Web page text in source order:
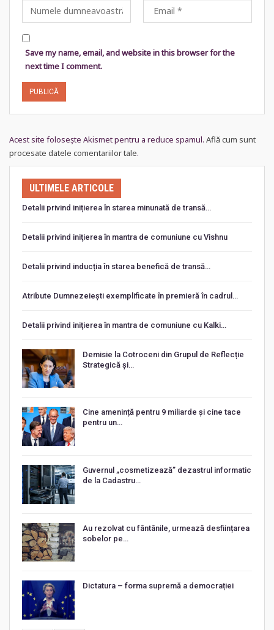
Save my name, email, and website in this browser for the
next time I comment.
Acest site folosește Akismet pentru a reduce spamul. Află cum sunt
procesate datele comentariilor tale.
ULTIMELE ARTICOLE
Detalii privind inițierea în starea minunată de transă…
Detalii privind iniţierea în mantra de comuniune cu Vishnu
Detalii privind inducția în starea benefică de transă…
Atribute Dumnezeiești exemplificate în premieră în cadrul…
Detalii privind iniţierea în mantra de comuniune cu Kalki…
Demisie la Cotroceni din Grupul de Reflecție
Strategică și…
Cine amenință pentru 9 miliarde și cine tace
pentru un…
Guvernul „cosmetizează” dezastrul informatic
de la Cadastru…
Au rezolvat cu fântânile, urmează desființarea
sobelor pe…
Dictatura – forma supremă a democrației